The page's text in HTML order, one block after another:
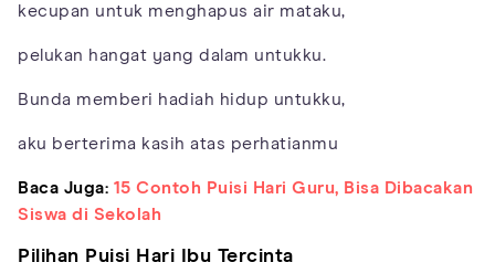
kecupan untuk menghapus air mataku,
pelukan hangat yang dalam untukku.
Bunda memberi hadiah hidup untukku,
aku berterima kasih atas perhatianmu
Baca Juga: 15 Contoh Puisi Hari Guru, Bisa Dibacakan
Siswa di Sekolah
Pilihan Puisi Hari Ibu Tercinta